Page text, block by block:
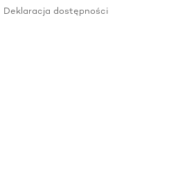
Deklaracja dostępności